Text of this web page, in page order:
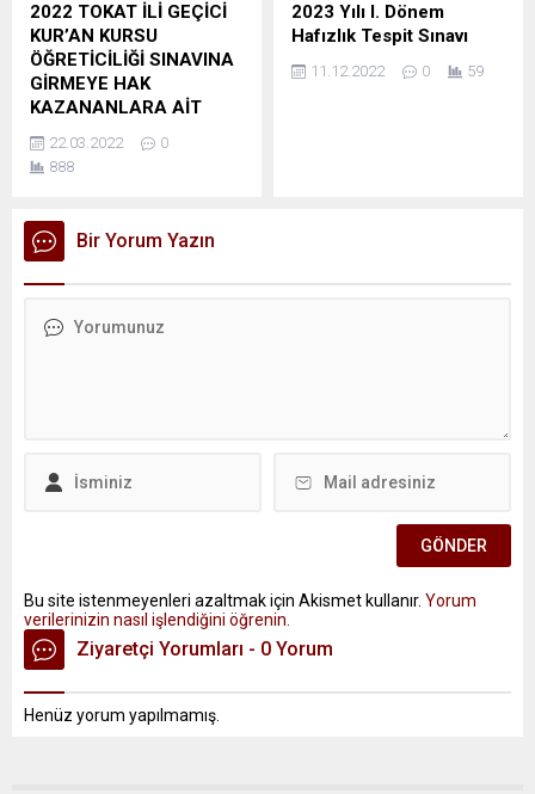
2022 TOKAT İLİ GEÇİCİ
KUR’AN KURSU
ÖĞRETİCİLİĞİ SINAVINA
GİRMEYE HAK
KAZANANLARA AİT
LİSTE
22.03.2022
0
888
2023 Yılı I. Dönem
Hafızlık Tespit Sınavı
11.12.2022 0 59
Bir Yorum Yazın
Bu site istenmeyenleri azaltmak için Akismet kullanır. Yorum
verilerinizin nasıl işlendiğini öğrenin.
Ziyaretçi Yorumları - 0 Yorum
Henüz yorum yapılmamış.